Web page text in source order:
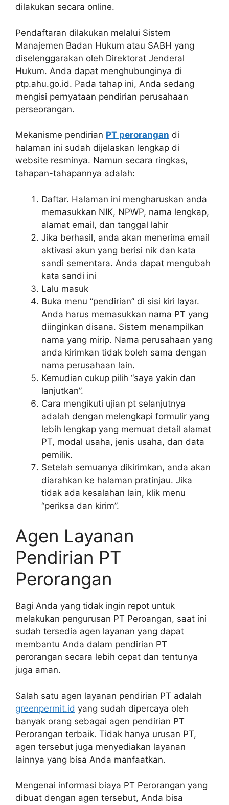
dilakukan secara online.
Pendaftaran dilakukan melalui Sistem
Manajemen Badan Hukum atau SABH yang
diselenggarakan oleh Direktorat Jenderal
Hukum. Anda dapat menghubunginya di
ptp.ahu.go.id. Pada tahap ini, Anda sedang
mengisi pernyataan pendirian perusahaan
perseorangan.
Mekanisme pendirian PT perorangan di
halaman ini sudah dijelaskan lengkap di
website resminya. Namun secara ringkas,
tahapan-tahapannya adalah:
Daftar. Halaman ini mengharuskan anda
memasukkan NIK, NPWP, nama lengkap,
alamat email, dan tanggal lahir
Jika berhasil, anda akan menerima email
aktivasi akun yang berisi nik dan kata
sandi sementara. Anda dapat mengubah
kata sandi ini
Lalu masuk
Buka menu “pendirian” di sisi kiri layar.
Anda harus memasukkan nama PT yang
diinginkan disana. Sistem menampilkan
nama yang mirip. Nama perusahaan yang
anda kirimkan tidak boleh sama dengan
nama perusahaan lain.
Kemudian cukup pilih “saya yakin dan
lanjutkan”.
Cara mengikuti ujian pt selanjutnya
adalah dengan melengkapi formulir yang
lebih lengkap yang memuat detail alamat
PT, modal usaha, jenis usaha, dan data
pemilik.
Setelah semuanya dikirimkan, anda akan
diarahkan ke halaman pratinjau. Jika
tidak ada kesalahan lain, klik menu
“periksa dan kirim”.
Agen Layanan
Pendirian PT
Perorangan
Bagi Anda yang tidak ingin repot untuk
melakukan pengurusan PT Peroangan, saat ini
sudah tersedia agen layanan yang dapat
membantu Anda dalam pendirian PT
perorangan secara lebih cepat dan tentunya
juga aman.
Salah satu agen layanan pendirian PT adalah
greenpermit.id yang sudah dipercaya oleh
banyak orang sebagai agen pendirian PT
Perorangan terbaik. Tidak hanya urusan PT,
agen tersebut juga menyediakan layanan
lainnya yang bisa Anda manfaatkan.
Mengenai informasi biaya PT Perorangan yang
dibuat dengan agen tersebut, Anda bisa